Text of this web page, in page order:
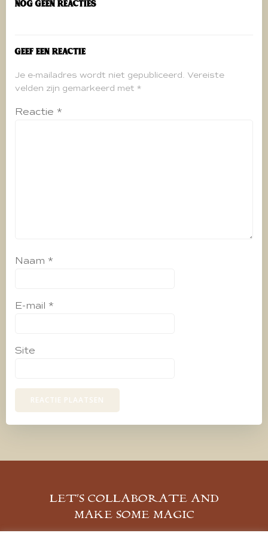
Nog geen reacties
Geef een reactie
Je e-mailadres wordt niet gepubliceerd. Vereiste
velden zijn gemarkeerd met *
Reactie *
Naam *
E-mail *
Site
LET’S COLLABORATE AND
MAKE SOME MAGIC